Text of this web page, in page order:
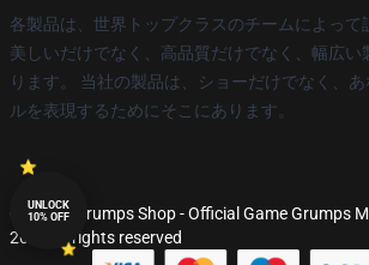
各製品は、世界トップクラスのチームによって
美しいだけでなく、高品質だけでなく、幅広い
ります。 当社の製品は、ショーだけでなく、
ルを表現するためにそこにあります。
© Game Grumps Shop - Official Game Grumps
2026 all rights reserved
UNLOCK
10% OFF